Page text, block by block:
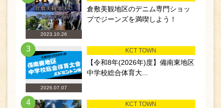
2023.10.26
倉敷美観地区のデニム専門ショッ
プでジーンズを満喫しよう！
3
2026.07.07
KCT TOWN
【令和8年(2026年)度】備南東地区
中学校総合体育大...
4 KCT TOWN